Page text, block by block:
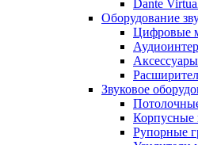
Dante
Оборудование
Цифровые
Звуковое
Корпусные
Рупорные